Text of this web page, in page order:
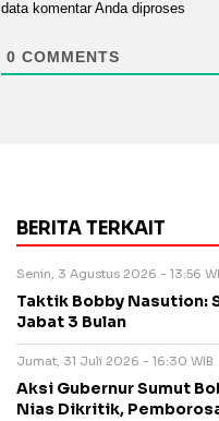
data komentar Anda diproses
0 COMMENTS
BERITA TERKAIT
Senin, 3 Agustus 2026 - 13:56
Taktik Bobby Nasution:
Jabat 3 Bulan
Jumat, 31 Juli 2026 - 16:30 WIB
Aksi Gubernur Sumut
Nias Dikritik,